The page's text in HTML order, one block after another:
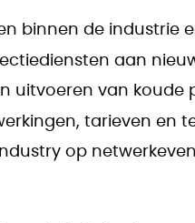
binnen de industrie
aan
uitvoeren van koude
tarieven en
op